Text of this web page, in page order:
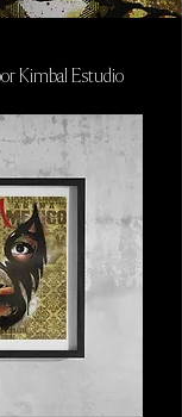
Kimbal Estudio